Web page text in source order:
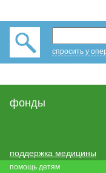
спросить у
фонды
поддержка медицины
помощь детям